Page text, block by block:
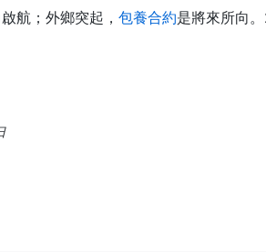
航；外鄉突起， 包養合約是將來所向